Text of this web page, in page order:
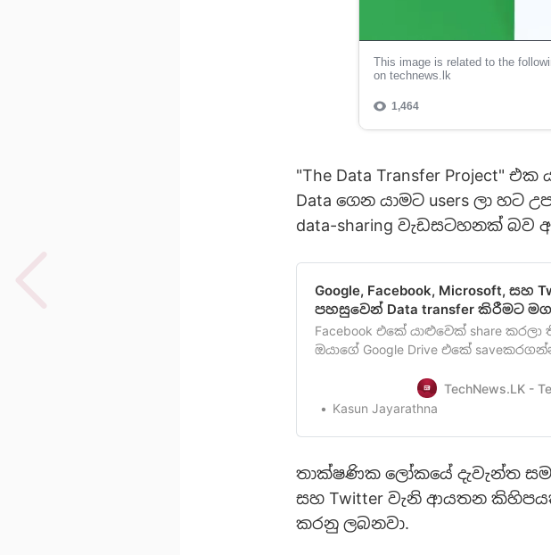
"The Data Transfer Project"
Data ගෙන යාමට users ලා හට
data-sharing වැඩසටහනක්
Google, Facebook, Microsoft, සහ
පහසුවෙන් Data transfer කිරීමට
Facebook එකේ යාළුවෙක් share
ඔයාගේ Google Drive එකේ
uploadකරන්න ඕන නේද? එහෙම නැතිව
සෘජුවම ඔයාගේ Google Drive එකේ
TechNews.LK -
Kasun Jayarathna
තාක්ෂණික ලෝකයේ දැවැන්ත
සහ Twitter වැනි ආයතන
කරනු ලබනවා.